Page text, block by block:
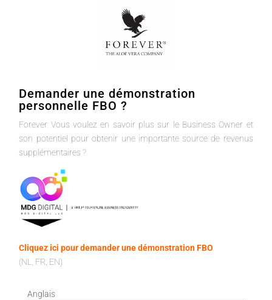
Demander une démonstration
personnelle FBO ?
Forever Vous voulez en savoir plus sur le Business Owner et
son potentiel pour obtenir une importante source de revenus
supplémentaires ?
Cliquez ici pour demander une démonstration FBO
(NL, FR, EN)
Anglais